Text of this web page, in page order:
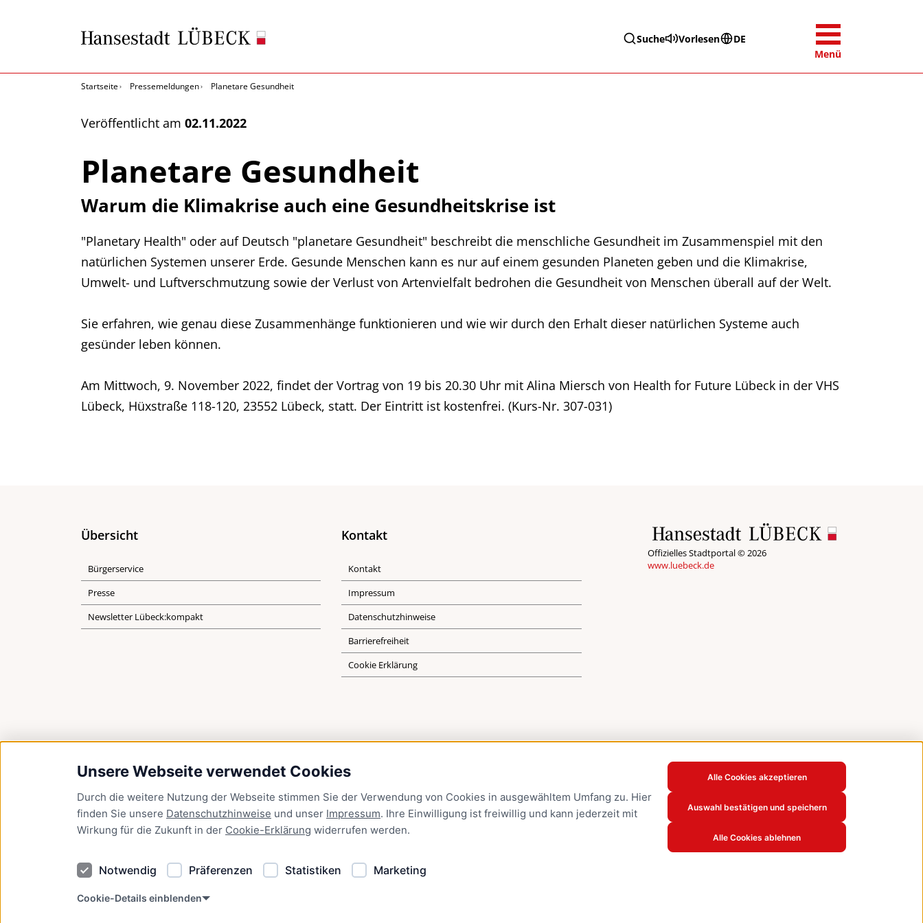
Unsere Webseite verwendet Cookies
Durch die weitere Nutzung der Webseite stimmen Sie der Verwendung von Cookies in ausgewähltem Umfang zu. Hier
finden Sie unsere Datenschutzhinweise und unser Impressum. Ihre Einwilligung ist freiwillig und kann jederzeit mit
Wirkung für die Zukunft in der Cookie-Erklärung widerrufen werden.
Notwendig Präferenzen Statistiken Marketing
Cookie-Details einblenden
Alle Cookies akzeptieren
Auswahl bestätigen und speichern
Alle Cookies ablehnen
Suche Vorlesen
DE
Menü
Startseite Pressemeldungen Planetare Gesundheit
Veröffentlicht am 02.11.2022
Planetare Gesundheit
Warum die Klimakrise auch eine Gesundheitskrise ist
"Planetary Health" oder auf Deutsch "planetare Gesundheit" beschreibt die menschliche Gesundheit im Zusammenspiel mit den
natürlichen Systemen unserer Erde. Gesunde Menschen kann es nur auf einem gesunden Planeten geben und die Klimakrise,
Umwelt- und Luftverschmutzung sowie der Verlust von Artenvielfalt bedrohen die Gesundheit von Menschen überall auf der Welt.
Sie erfahren, wie genau diese Zusammenhänge funktionieren und wie wir durch den Erhalt dieser natürlichen Systeme auch
gesünder leben können.
Am Mittwoch, 9. November 2022, findet der Vortrag von 19 bis 20.30 Uhr mit Alina Miersch von Health for Future Lübeck in der VHS
Lübeck, Hüxstraße 118-120, 23552 Lübeck, statt. Der Eintritt ist kostenfrei. (Kurs-Nr. 307-031)
Übersicht
Bürgerservice
Presse
Newsletter Lübeck:kompakt
Kontakt
Kontakt
Impressum
Datenschutzhinweise
Barrierefreiheit
Cookie Erklärung
Offizielles Stadtportal © 2026
www.luebeck.de